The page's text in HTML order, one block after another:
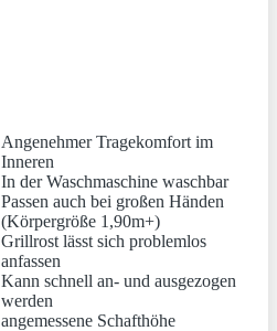
Angenehmer Tragekomfort im
Inneren
In der Waschmaschine waschbar
Passen auch bei großen Händen
(Körpergröße 1,90m+)
Grillrost lässt sich problemlos
anfassen
Kann schnell an- und ausgezogen
werden
angemessene Schafthöhe